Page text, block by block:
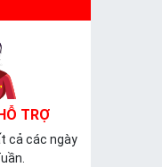
TRỢ
cả các ngày